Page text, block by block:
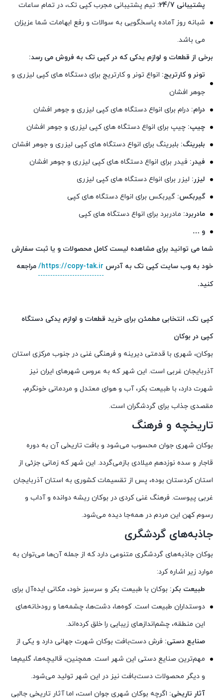
پشتیبانی 24/7:
تیم پشتیبانی مجرب کپی تک، در تمام ساعات
شبانه روز آماده پاسخگویی به سوالات و رفع ابهامات شما عزیزان
می باشد.
برخی از قطعات و لوازم یدکی که در کپی تک به فروش می رسد:
تونر و کارتریج: انواع تونر و کارتریج برای دستگاه های کپی لیزری و
جوهر افشان
درام: درام برای انواع دستگاه های کپی لیزری و جوهر افشان
چیپ: چیپ برای انواع دستگاه های کپی لیزری و جوهر افشان
بلبرینگ: بلبرینگ برای انواع دستگاه های کپی لیزری و جوهر افشان
فیدر: فیدر برای انواع دستگاه های کپی لیزری و جوهر افشان
لیزر: لیزر برای انواع دستگاه های کپی لیزری
گیربکس: گیربکس برای انواع دستگاه های کپی
مادربرد: مادربرد برای انواع دستگاه های کپی
و …
شما می توانید برای مشاهده لیست کامل محصولات و یا ثبت سفارش
خود به وب سایت کپی تک به آدرس https://copy-tak.ir/ مراجعه
کنید.
کپی تک، انتخابی مطمئن برای خرید قطعات و لوازم یدکی دستگاه
کپی در بوکان
بوکان، شهری با قدمتی دیرینه و فرهنگی غنی در جنوب مرکزی استان
آذربایجان غربی است. این شهر که به عروس شهرهای ایران نیز
شهرت دارد، با طبیعت بکر، آب و هوای معتدل و مردمانی خونگرم،
مقصدی جذاب برای گردشگران است.
تاریخچه و فرهنگ
بوکان شهری جوان محسوب می‌شود و بافت تاریخی آن به دوره
قاجار و سده نوزدهم میلادی بازمی‌گردد. این شهر که زمانی جزئی از
استان کردستان بوده، پس از تقسیمات کشوری به استان آذربایجان
غربی پیوست. فرهنگ غنی کردی در بوکان ریشه دوانده و آداب و
رسوم کهن این مردم در همه‌جا دیده می‌شود.
جاذبه‌های گردشگری
بوکان جاذبه‌های گردشگری متنوعی دارد که از جمله آن‌ها می‌توان به
موارد زیر اشاره کرد:
طبیعت بکر: بوکان با طبیعت بکر و سرسبز خود، مکانی ایده‌آل برای
دوستداران طبیعت است. کوه‌ها، دشت‌ها، چشمه‌ها و رودخانه‌های
این منطقه، چشم‌اندازهای زیبایی را خلق کرده‌اند.
صنایع دستی: فرش دست‌بافت بوکان شهرت جهانی دارد و یکی از
مهم‌ترین صنایع دستی این شهر است. همچنین، قالیچه‌ها، گلیم‌ها
و دیگر محصولات دست‌بافت نیز در این شهر تولید می‌شود.
آثار تاریخی: اگرچه بوکان شهری جوان است، اما آثار تاریخی جالبی